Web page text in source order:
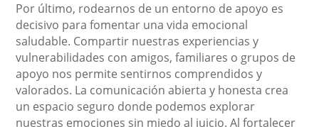
Por último, rodearnos de un entorno de apoyo es
decisivo para fomentar una vida emocional
saludable. Compartir nuestras experiencias y
vulnerabilidades con amigos, familiares o grupos de
apoyo nos permite sentirnos comprendidos y
valorados. La comunicación abierta y honesta crea
un espacio seguro donde podemos explorar
nuestras emociones sin miedo al juicio. Al fortalecer